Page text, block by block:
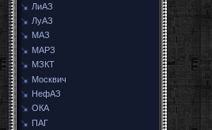
ЛиАЗ
ЛуАЗ
МАЗ
МАРЗ
МЗКТ
Москвич
НефАЗ
ОКА
ПАГ